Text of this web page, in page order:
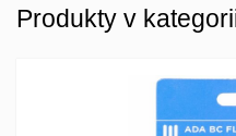
Produkty v